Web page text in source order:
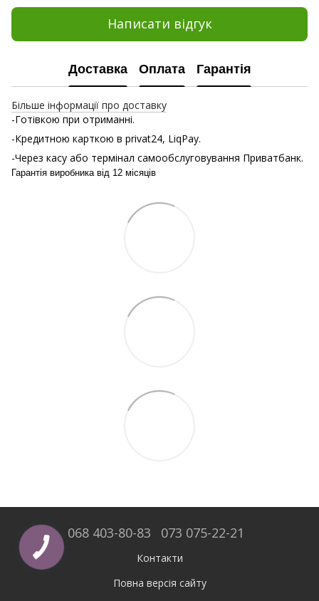
Написати відгук
Доставка Оплата Гарантія
Більше інформації про доставку
-Готівкою при отриманні.
-Кредитною карткою в privat24, LiqPay.
-Через касу або термінал самообслуговування Приватбанк.
Гарантія виробника від 12 місяців
068 403-80-83 073 075-22-21
Контакти
Повна версія сайту